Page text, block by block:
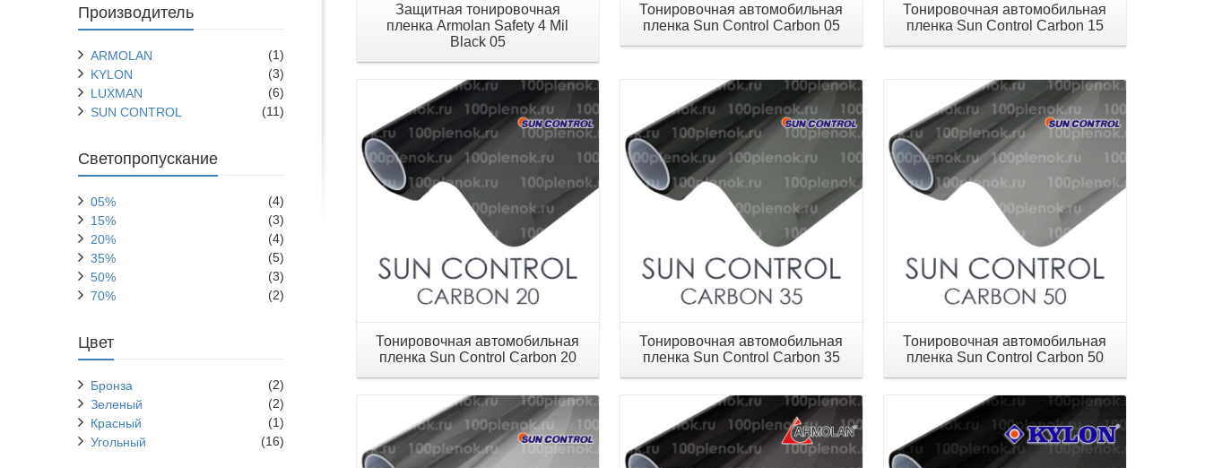
Защитная тонировочная
пленка Armolan Safety 4 Mil
Black 05
Тонировочная автомобильная
пленка Sun Control Carbon 05
Тонировочная автомобильная
пленка Sun Control Carbon 15
Тонировочная автомобильная
пленка Sun Control Carbon 20
Детали
Тонировочная автомобильная
пленка Sun Control Carbon 35
Детали
Тонировочная автомобильная
пленка Sun Control Carbon 50
Детали Детали Детали
Производитель
ARMOLAN
(1)
KYLON
(3)
LUXMAN
(6)
SUN CONTROL
(11)
Светопропускание
05%
(4)
15%
(3)
20%
(4)
35%
(5)
50%
(3)
70%
(2)
Цвет
Бронза
(2)
Зеленый
(2)
Красный
(1)
Угольный
(16)